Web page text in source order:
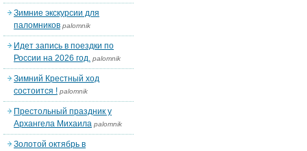
Зимние экскурсии для
паломников palomnik
Идет запись в поездки по
России на 2026 год. palomnik
Зимний Крестный ход
состоится ! palomnik
Престольный праздник у
Архангела Михаила palomnik
Золотой октябрь в